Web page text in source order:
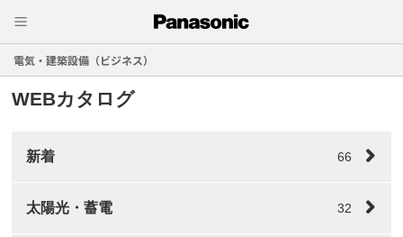
電気・建築設備（ビジネス）
WEBカタログ
新着 66
太陽光・蓄電 32